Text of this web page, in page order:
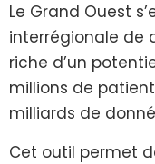
Le Grand Ouest
interrégionale de
riche d’un
millions de
milliards de
Cet outil permet